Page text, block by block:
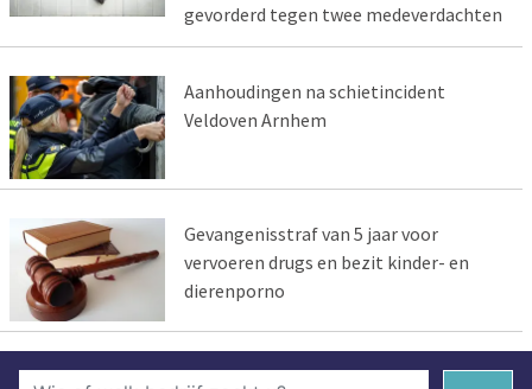
gevorderd tegen twee medeverdachten
Aanhoudingen na schietincident
Veldoven Arnhem
Gevangenisstraf van 5 jaar voor
vervoeren drugs en bezit kinder- en
dierenporno